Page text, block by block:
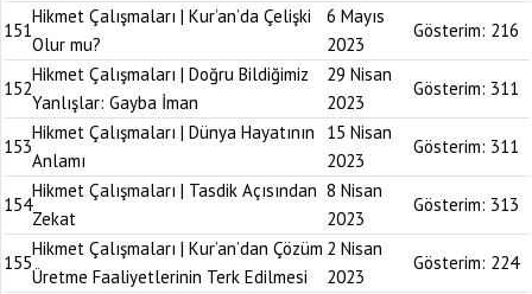
151
Hikmet Çalışmaları | Kur’an’da Çelişki
Olur mu?
6 Mayıs
2023
Gösterim: 216
152
Hikmet Çalışmaları | Doğru Bildiğimiz
Yanlışlar: Gayba İman
29 Nisan
2023
Gösterim: 311
153
Hikmet Çalışmaları | Dünya Hayatının
Anlamı
15 Nisan
2023
Gösterim: 311
154
Hikmet Çalışmaları | Tasdik Açısından
Zekat
8 Nisan
2023
Gösterim: 313
155
Hikmet Çalışmaları | Kur’an’dan Çözüm
Üretme Faaliyetlerinin Terk Edilmesi
2 Nisan
2023
Gösterim: 224